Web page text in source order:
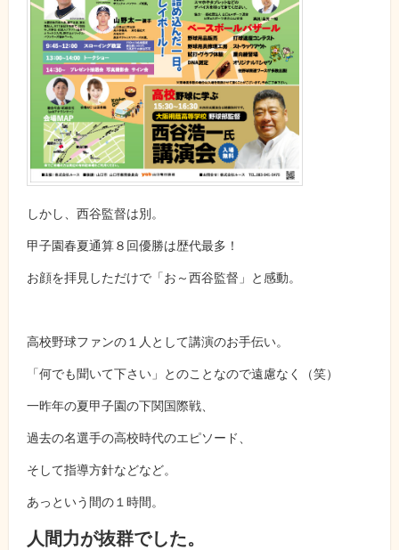
しかし、西谷監督は別。
甲子園春夏通算８回優勝は歴代最多！
お顔を拝見しただけで「お～西谷監督」と感動。
高校野球ファンの１人として講演のお手伝い。
「何でも聞いて下さい」とのことなので遠慮なく（笑）
一昨年の夏甲子園の下関国際戦、
過去の名選手の高校時代のエピソード、
そして指導方針などなど。
あっという間の１時間。
人間力が抜群でした。